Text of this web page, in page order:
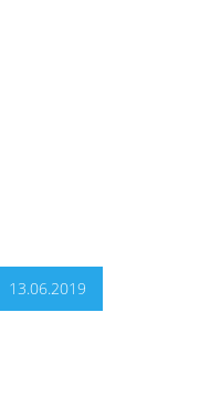
13.06.2019